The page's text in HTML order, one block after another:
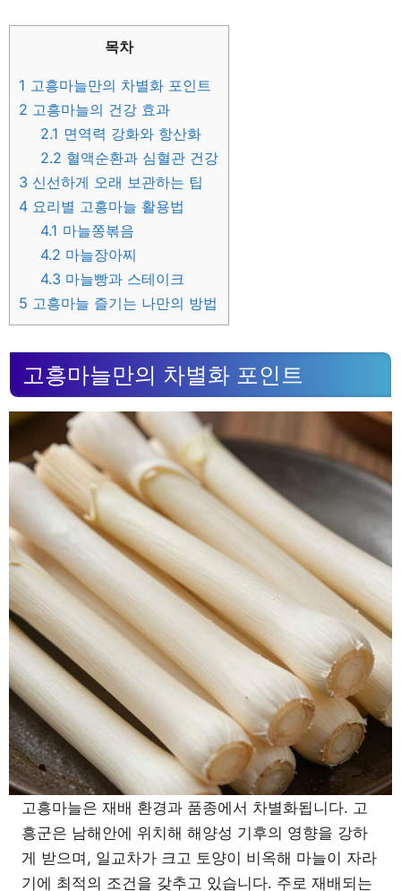
목차
1 고흥마늘만의 차별화 포인트
2 고흥마늘의 건강 효과
2.1 면역력 강화와 항산화
2.2 혈액순환과 심혈관 건강
3 신선하게 오래 보관하는 팁
4 요리별 고흥마늘 활용법
4.1 마늘쫑볶음
4.2 마늘장아찌
4.3 마늘빵과 스테이크
5 고흥마늘 즐기는 나만의 방법
고흥마늘만의 차별화 포인트
고흥마늘은 재배 환경과 품종에서 차별화됩니다. 고
흥군은 남해안에 위치해 해양성 기후의 영향을 강하
게 받으며, 일교차가 크고 토양이 비옥해 마늘이 자라
기에 최적의 조건을 갖추고 있습니다. 주로 재배되는